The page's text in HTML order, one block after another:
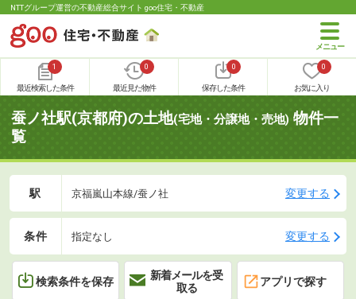
NTTグループ運営の不動産総合サイト goo住宅・不動産
1
最近検索した条件
0
最近見た物件
0
保存した条件
0
お気に入り
蚕ノ社駅(京都府)の土地(宅地・分譲地・売地) 物件一
覧
駅 京福嵐山本線/蚕ノ社 変更する
条件 指定なし 変更する
検索条件を保存
新着メールを受
取る
アプリで探す